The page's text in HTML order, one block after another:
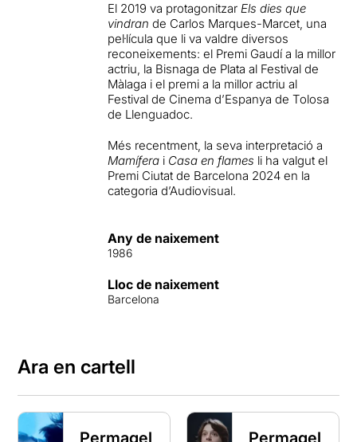
El 2019 va protagonitzarEls dies que
vindran de Carlos Marques-Marcet, una
pel·lícula que li va valdre diversos
reconeixements: el Premi Gaudí a la millor
actriu, la Bisnaga de Plata al Festival de
Màlaga i el premi a la millor actriu al
Festival de Cinema d’Espanya de Tolosa
de Llenguadoc.
Més recentment, la seva interpretació a
Mamífera i Casa en flames li ha valgut el
Premi Ciutat de Barcelona 2024 en la
categoria d’Audiovisual.
Any de naixement
1986
Lloc de naixement
Barcelona
Ara en cartell
Permagel Permagel